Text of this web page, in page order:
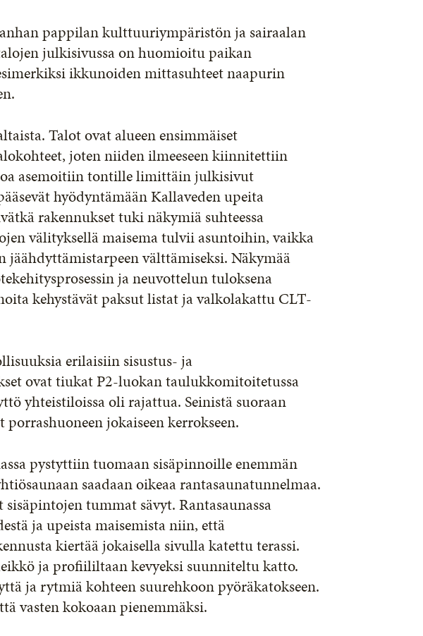
pappilan kulttuuriympäristön ja sairaalan
julkisivussa on huomioitu paikan
ikkunoiden mittasuhteet naapurin
Talot ovat alueen ensimmäiset
joten niiden ilmeeseen kiinnitettiin
asemoitiin tontille limittäin julkisivut
hyödyntämään Kallaveden upeita
rakennukset tuki näkymiä suhteessa
välityksellä maisema tulvii asuntoihin, vaikka
välttämiseksi. Näkymää
ja neuvottelun tuloksena
kehystävät paksut listat ja valkolakattu CLT-
erilaisiin sisustus- ja
ovat tiukat P2-luokan taulukkomitoitetussa
yhteistiloissa oli rajattua. Seinistä suoraan
jokaiseen kerrokseen.
pystyttiin tuomaan sisäpinnoille enemmän
saadaan oikeaa rantasaunatunnelmaa.
tummat sävyt. Rantasaunassa
ja upeista maisemista niin, että
kiertää jokaisella sivulla katettu terassi.
ja profiililtaan kevyeksi suunniteltu katto.
ja rytmiä kohteen suurehkoon pyöräkatokseen.
vasten kokoaan pienemmäksi.